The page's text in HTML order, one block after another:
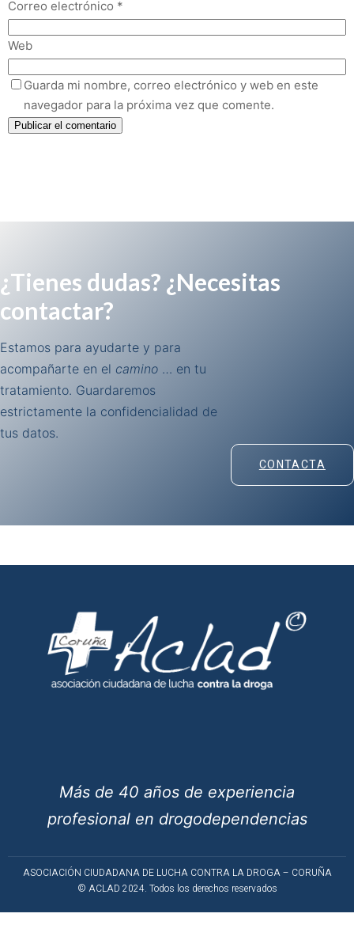
Correo electrónico *
Web
Guarda mi nombre, correo electrónico y web en este
navegador para la próxima vez que comente.
¿Tienes dudas? ¿Necesitas
contactar?
Estamos para ayudarte y para
acompañarte en el camino … en tu
tratamiento. Guardaremos
estrictamente la confidencialidad de
tus datos.
CONTACTA
Más de 40 años de experiencia
profesional en drogodependencias
ASOCIACIÓN CIUDADANA DE LUCHA CONTRA LA DROGA – CORUÑA
© ACLAD 2024. Todos los derechos reservados